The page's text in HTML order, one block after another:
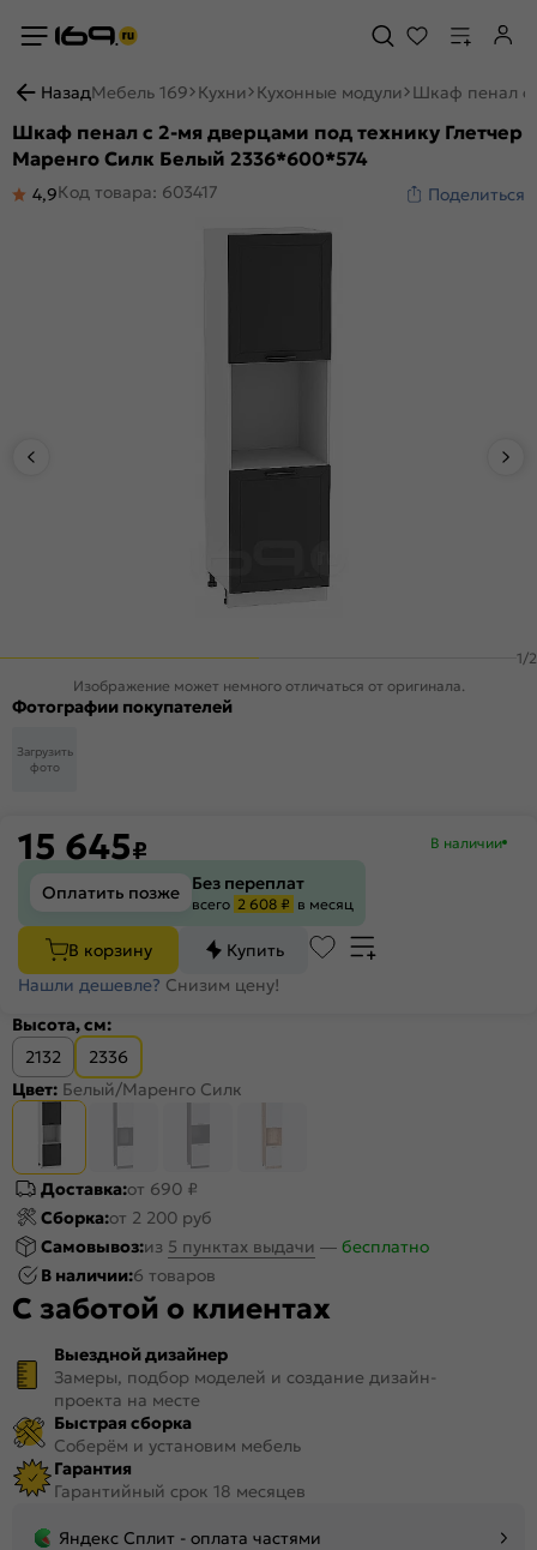
НазадМебель 169 Кухни Кухонные модули Шкаф пенал с
Шкаф пенал с 2-мя дверцами под технику Глетчер
Маренго Силк Белый 2336*600*574
4,9Код товара: 603417 Поделиться
1/2
Изображение может немного отличаться от оригинала.
Фотографии покупателей
Загрузить
фото
15 645₽ В наличии
Оплатить позже Без переплат
всего 2 608 ₽ в месяц
В корзину
Купить
Нашли дешевле? Снизим цену!
Высота, см:
2132
2336
Цвет: Белый/Маренго Силк
Доставка:от 690 ₽
Сборка:от 2 200 руб
Самовывоз:из 5 пунктах выдачи — бесплатно
В наличии:6 товаров
С заботой о клиентах
Выездной дизайнер
Замеры, подбор моделей и создание дизайн-
проекта на месте
Быстрая сборка
Соберём и установим мебель
Гарантия
Гарантийный срок 18 месяцев
Яндекс Сплит - оплата частями